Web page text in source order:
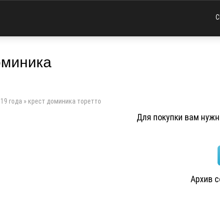
года » крест доминика торетто
Для покупки вам
Архив